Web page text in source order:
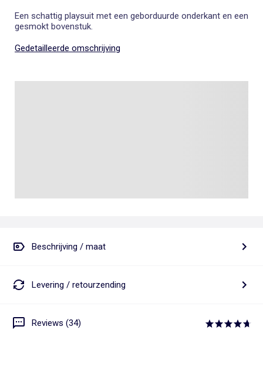
Een schattig playsuit met een geborduurde onderkant en een
gesmokt bovenstuk.
Gedetailleerde omschrijving
Beschrijving / maat
Levering / retourzending
Reviews (34)